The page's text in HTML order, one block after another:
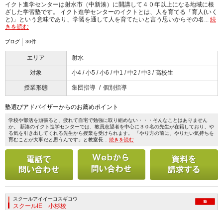
イクト進学センターは射水市（中新湊）に開講して４０年以上になる地域に根
ざした学習塾です。 イクト進学センターのイクトとは、人を育てる「育人(いく
と)」という意味であり、学習を通して人を育てたいと言う思いからその名... 続
きを読む
ブログ 30件
エリア 射水
対象 小4 / 小5 / 小6 / 中1 / 中2 / 中3 / 高校生
授業形態 集団指導 個別指導
塾選びアドバイザーからのお薦めポイント
学校や部活を頑張ると、疲れて自宅で勉強に取り組めない・・・そんなことはありません
か。 新湊のイクト進学センターでは、教員志望者を中心に３０名の先生が在籍しており、や
る気を引き出してくれる先生から授業を受けられます。 「やり方の前に、やりたい気持ちを
育むことが大事だと思うんです」と教室長... 続きを読む
電話で問い合わせるメールで問い合わせ
スクールアイイーコスギコウ
スクールIE 小杉校